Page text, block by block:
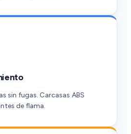
sin fugas. Carcasas ABS
de flama.